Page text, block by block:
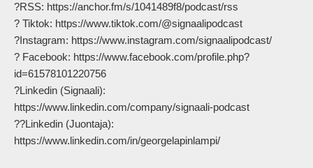
?RSS: https://anchor.fm/s/1041489f8/podcast/rss
? Tiktok: https://www.tiktok.com/@signaalipodcast
?Instagram: https://www.instagram.com/signaalipodcast/
? Facebook: https://www.facebook.com/profile.php?
id=61578101220756
?Linkedin (Signaali):
https://www.linkedin.com/company/signaali-podcast
??Linkedin (Juontaja):
https://www.linkedin.com/in/georgelapinlampi/